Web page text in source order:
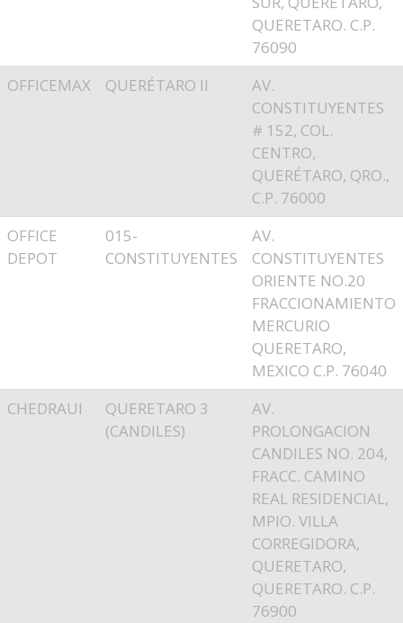
QUERETARO. C.P.
76090
OFFICEMAX
QUERÉTARO II
AV.
CONSTITUYENTES
# 152, COL.
CENTRO,
QUERÉTARO, QRO.,
C.P. 76000
OFFICE
DEPOT
015-
CONSTITUYENTES
AV.
CONSTITUYENTES
ORIENTE NO.20
FRACCIONAMIENTO
MERCURIO
QUERETARO,
MEXICO C.P. 76040
CHEDRAUI
QUERETARO 3
(CANDILES)
AV.
PROLONGACION
CANDILES NO. 204,
FRACC. CAMINO
REAL RESIDENCIAL,
MPIO. VILLA
CORREGIDORA,
QUERETARO,
QUERETARO. C.P.
76900